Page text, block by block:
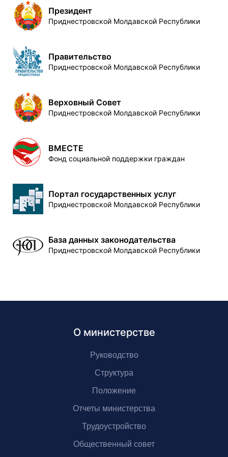
Президент
Приднестровской Молдавской Республики
Правительство
Приднестровской Молдавской Республики
Верховный Совет
Приднестровской Молдавской Республики
ВМЕСТЕ
Фонд социальной поддержки граждан
Портал государственных услуг
Приднестровской Молдавской Республики
База данных законодательства
Приднестровской Молдавской Республики
О министерстве
Руководство
Структура
Положение
Отчеты министерства
Трудоустройство
Общественный совет